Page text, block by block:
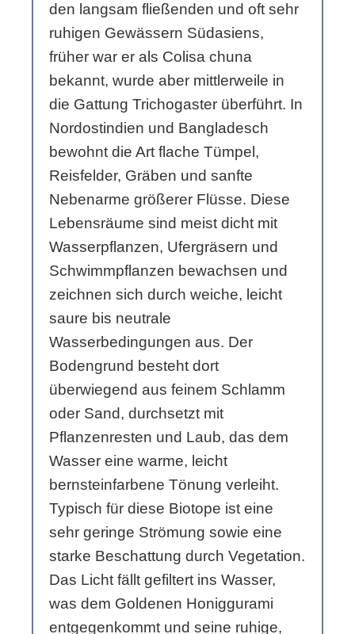
den langsam fließenden und oft sehr
ruhigen Gewässern Südasiens,
früher war er als Colisa chuna
bekannt, wurde aber mittlerweile in
die Gattung Trichogaster überführt. In
Nordostindien und Bangladesch
bewohnt die Art flache Tümpel,
Reisfelder, Gräben und sanfte
Nebenarme größerer Flüsse. Diese
Lebensräume sind meist dicht mit
Wasserpflanzen, Ufergräsern und
Schwimmpflanzen bewachsen und
zeichnen sich durch weiche, leicht
saure bis neutrale
Wasserbedingungen aus. Der
Bodengrund besteht dort
überwiegend aus feinem Schlamm
oder Sand, durchsetzt mit
Pflanzenresten und Laub, das dem
Wasser eine warme, leicht
bernsteinfarbene Tönung verleiht.
Typisch für diese Biotope ist eine
sehr geringe Strömung sowie eine
starke Beschattung durch Vegetation.
Das Licht fällt gefiltert ins Wasser,
was dem Goldenen Honiggurami
entgegenkommt und seine ruhige,